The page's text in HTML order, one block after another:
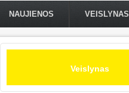
Pagrindinis meniu
NAUJIENOS VEISLYNAS
Veislynas